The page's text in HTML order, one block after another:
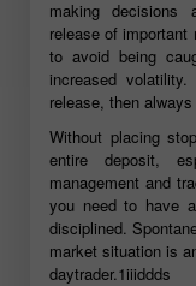
making decisions
release of
to avoid being
increased
release, then
Without placing
entire deposit,
management and
you need to have
disciplined.
market situation is
daytrader.1iiiddds